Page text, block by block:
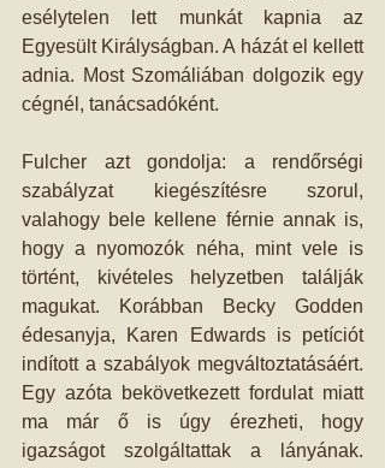
esélytelen lett munkát kapnia az
Egyesült Királyságban. A házát el kellett
adnia. Most Szomáliában dolgozik egy
cégnél, tanácsadóként.
Fulcher azt gondolja: a rendőrségi
szabályzat kiegészítésre szorul,
valahogy bele kellene férnie annak is,
hogy a nyomozók néha, mint vele is
történt, kivételes helyzetben találják
magukat. Korábban Becky Godden
édesanyja, Karen Edwards is petíciót
indított a szabályok megváltoztatásáért.
Egy azóta bekövetkezett fordulat miatt
ma már ő is úgy érezheti, hogy
igazságot szolgáltattak a lányának.